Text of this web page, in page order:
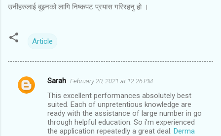
उनीहरुलाई बुझ्नको लागि निष्कपट प्रयास गरिरहनु हो ।
Article
C
Sarah February 20, 2021 at 12:26 PM
This excellent performances absolutely best
suited. Each of unpretentious knowledge are
ready with the assistance of large number in go
through helpful education. So i'm experienced
the application repeatedly a great deal. Derma